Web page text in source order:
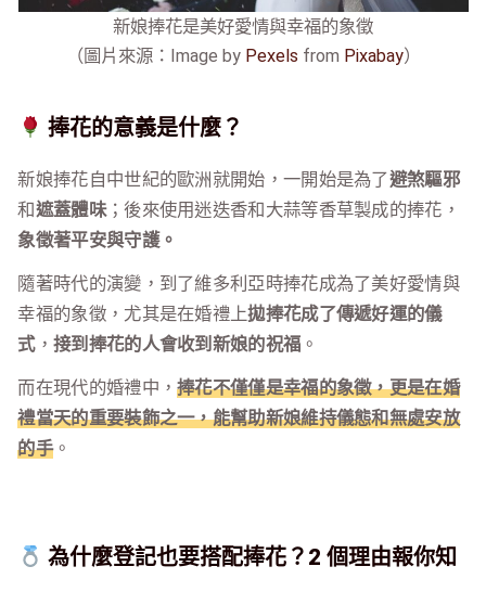
新娘捧花是美好愛情與幸福的象徵
（圖片來源：Image by Pexels from Pixabay）
捧花的意義是什麼？
新娘捧花自中世紀的歐洲就開始，一開始是為了避煞驅邪
和遮蓋體味；後來使用迷迭香和大蒜等香草製成的捧花，
象徵著平安與守護。
隨著時代的演變，到了維多利亞時捧花成為了美好愛情與
幸福的象徵，尤其是在婚禮上拋捧花成了傳遞好運的儀
式，接到捧花的人會收到新娘的祝福 。
而在現代的婚禮中，捧花不僅僅是幸福的象徵，更是在婚
禮當天的重要裝飾之一，能幫助新娘維持儀態和無處安放
的手。
為什麼登記也要搭配捧花？2 個理由報你知